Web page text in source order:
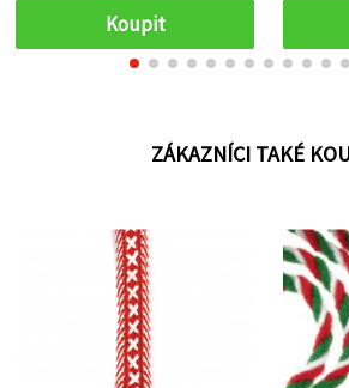
Koupit
DIY,
ZÁKAZNÍCI TAKÉ